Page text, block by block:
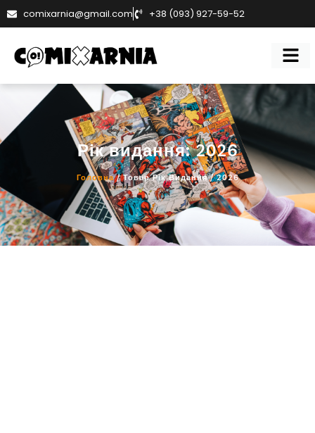
comixarnia@gmail.com +38 (093) 927-59-52
Рік видання: 2026
Головна/ Товар Рік Видання / 2026